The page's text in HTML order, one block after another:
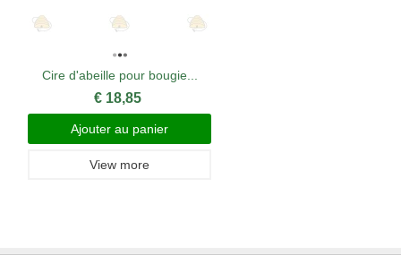
Cire d'abeille pour bougie...
€ 18,85
Ajouter au panier
View more